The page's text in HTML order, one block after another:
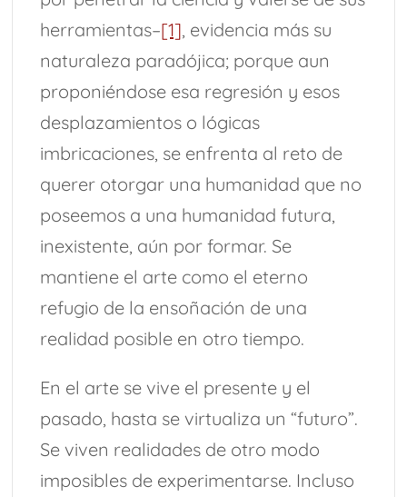
herramientas–[1], evidencia más su
naturaleza paradójica; porque aun
proponiéndose esa regresión y esos
desplazamientos o lógicas
imbricaciones, se enfrenta al reto de
querer otorgar una humanidad que no
poseemos a una humanidad futura,
inexistente, aún por formar. Se
mantiene el arte como el eterno
refugio de la ensoñación de una
realidad posible en otro tiempo.
En el arte se vive el presente y el
pasado, hasta se virtualiza un “futuro”.
Se viven realidades de otro modo
imposibles de experimentarse. Incluso